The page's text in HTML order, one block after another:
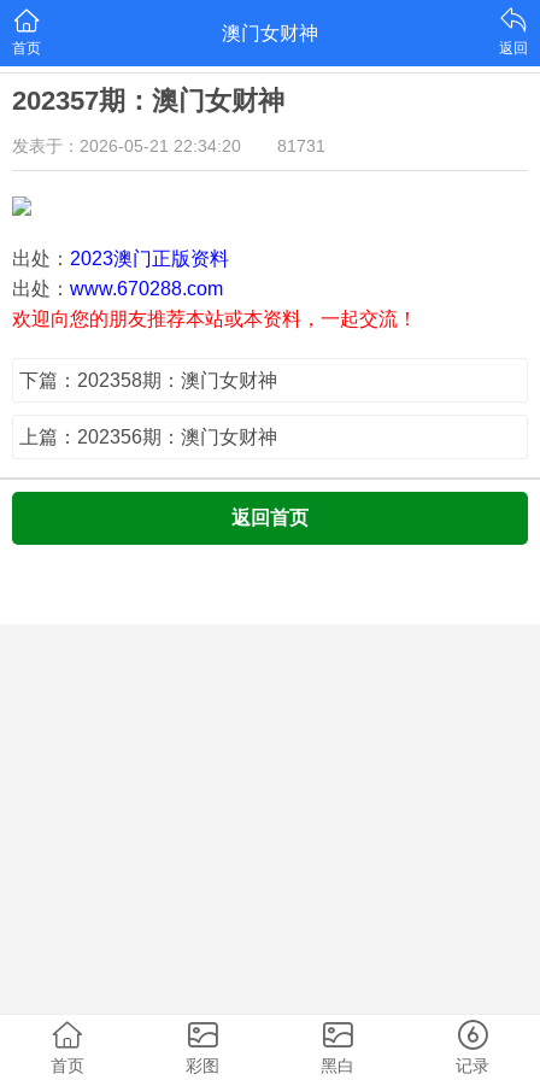
首页
澳门女财神
返回
202357期：澳门女财神
发表于：2026-05-21 22:34:20 81731
出处： 2023澳门正版资料
出处： www.670288.com
欢迎向您的朋友推荐本站或本资料，一起交流！
下篇：202358期：澳门女财神
上篇：202356期：澳门女财神
返回首页
首页 彩图 黑白 记录